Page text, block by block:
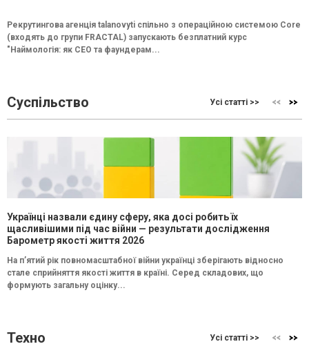
Рекрутингова агенція talanovyti спільно з операційною системою Core
(входять до групи FRACTAL) запускають безплатний курс
"Наймологія: як СEO та фаундерам...
Суспільство Усі статті >>
Українці назвали єдину сферу, яка досі робить їх
щасливішими під час війни — результати дослідження
Барометр якості життя 2026
На п’ятий рік повномасштабної війни українці зберігають відносно
стале сприйняття якості життя в країні. Серед складових, що
формують загальну оцінку...
Техно Усі статті >>